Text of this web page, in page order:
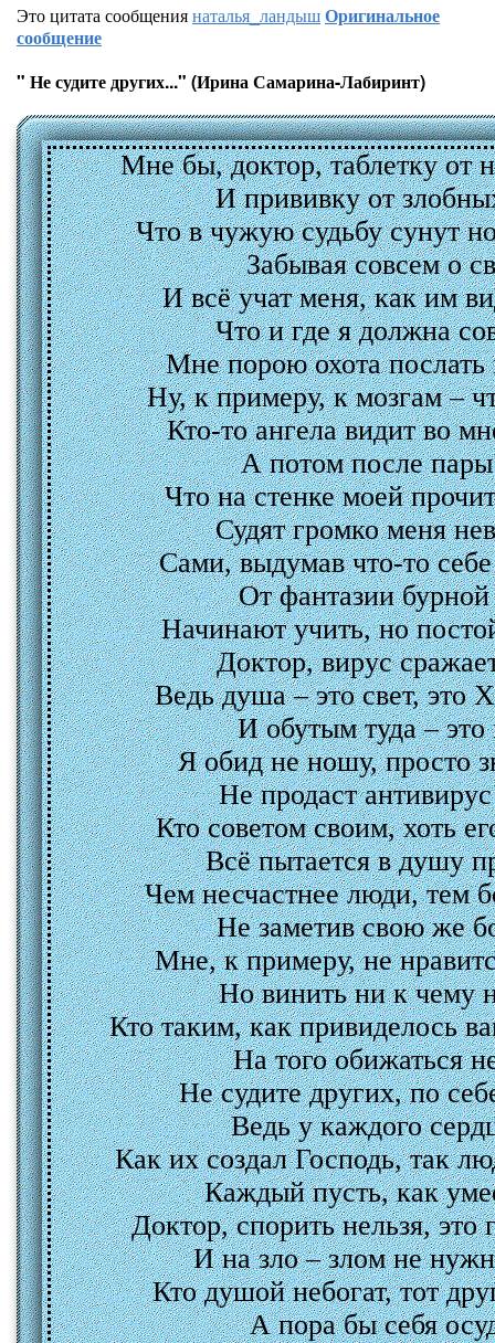
ФАНТОМ
Это цитата сообщениянаталья_ландышОригинальное
сообщение
" Не судите других..." (Ирина Самарина-Лабиринт)
Мне бы, доктор, таблетку от
И прививку от
Что в чужую судьбу сунут
Забывая совсем о
И всё учат меня, как им
Что и где я должна
Мне порою охота послать
Ну, к примеру, к мозгам –
Кто-то ангела видит во
А потом после пары
Что на стенке моей
Судят громко меня
Сами, выдумав что-то
От фантазии бурной
Начинают учить, но
Доктор, вирус
Ведь душа – это свет, это
И обутым туда –
Я обид не ношу, просто
Не продаст
Кто советом своим, хоть
Всё пытается в душу
Чем несчастнее люди, тем
Не заметив свою же
Мне, к примеру, не
Но винить ни к чему
Кто таким, как привиделось
На того обижаться
Не судите других, по
Ведь у каждого
Как их создал Господь, так
Каждый пусть, как
Доктор, спорить нельзя, это
И на зло – злом не
Кто душой небогат, тот
А пора бы себя